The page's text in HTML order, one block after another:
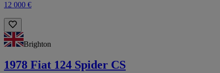
12 000 €
Brighton
1978 Fiat 124 Spider CS